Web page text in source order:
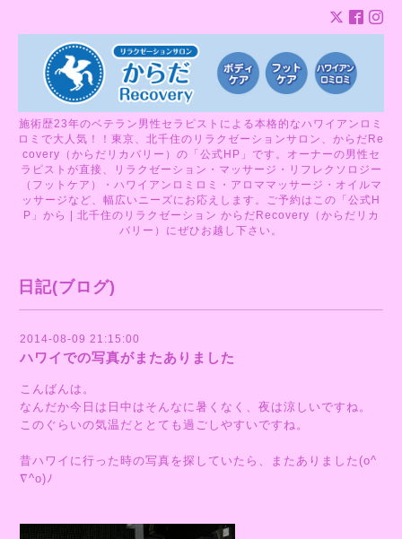
施術歴23年のベテラン男性セラピストによる本格的なハワイアンロミ
ロミで大人気！！東京、北千住のリラクゼーションサロン、からだRe
covery（からだリカバリー）の「公式HP」です。オーナーの男性セ
ラピストが直接、リラクゼーション・マッサージ・リフレクソロジー
（フットケア）・ハワイアンロミロミ・アロママッサージ・オイルマ
ッサージなど、幅広いニーズにお応えします。ご予約はこの「公式H
P」から | 北千住のリラクゼーション からだRecovery（からだリカ
バリー）にぜひお越し下さい。
日記(ブログ)
2014-08-09 21:15:00
ハワイでの写真がまたありました
こんばんは。
なんだか今日は日中はそんなに暑くなく、夜は涼しいですね。
このぐらいの気温だととても過ごしやすいですね。
昔ハワイに行った時の写真を探していたら、またありました(o^
∇^o)ﾉ